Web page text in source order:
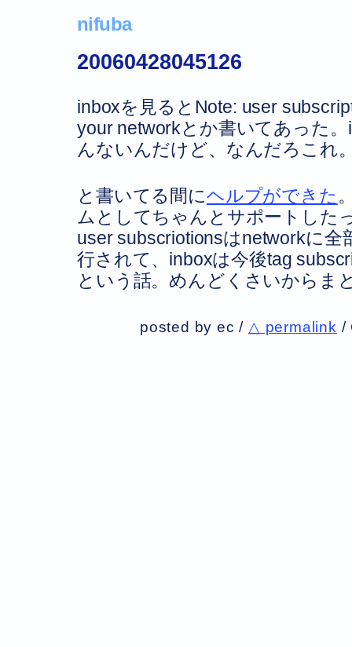
nifuba
20060428045126
inboxを見るとNote: user
your networkとか書いてあった
んないんだけど、なんだろこれ
と書いてる間にヘルプができた
ムとしてちゃんとサポートした
user subscriotionsはnetworkに全
行されて、inboxは今後tag
という話。めんどくさいからま
posted by ec / △ permalink /